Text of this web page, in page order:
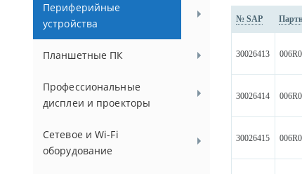
Периферийные
устройства
Планшетные ПК
Профессиональные
дисплеи и проекторы
Сетевое и Wi-Fi
оборудование
№ SAP
30026413
30026414
30026415